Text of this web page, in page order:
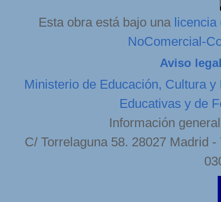
Esta obra está bajo una licencia
NoComercial-
Aviso
Ministerio de Educación, Cultura y
Educativas y de
Información
C/ Torrelaguna 58. 28027 Madrid